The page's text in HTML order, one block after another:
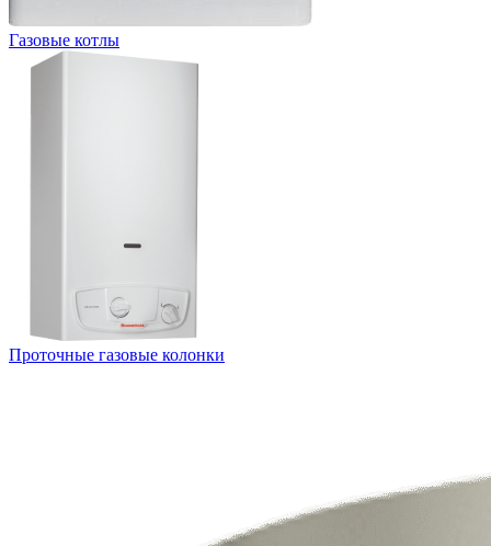
Газовые котлы
Проточные газовые колонки